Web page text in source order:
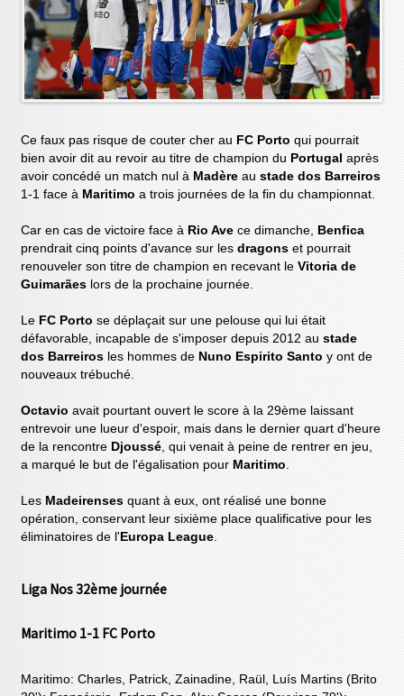
Ce faux pas risque de couter cher au FC Porto qui pourrait
bien avoir dit au revoir au titre de champion du Portugalaprès
avoir concédé un match nul à Madèreaustade dos Barreiros
1-1 face à Maritimoa trois journées de la fin du championnat.
Car en cas de victoire face à Rio Ave ce dimanche,
Benfica
prendrait cinq points d'avance sur lesdragonset pourrait
renouveler son titre de champion en recevant leVitoria de
Guimarães lors de la prochaine journée.
LeFC Porto se déplaçait sur une pelouse qui lui était
défavorable, incapable de s'imposer depuis 2012 austade
dos Barreiros les hommes de Nuno Espirito Santo y ont de
nouveaux trébuché.
Octavioavait pourtant ouvert le score à la 29ème laissant
entrevoir une lueur d'espoir, mais dans le dernier quart d'heure
de la rencontre Djoussé , qui venait à peine de rentrer en jeu,
a marqué le but de l'égalisation pour Maritimo
LesMadeirensesquant à eux, ont réalisé une bonne
opération, conservant leur sixième place qualificative pour les
éliminatoires de l' Europa League
Liga Nos 32ème journée
Maritimo 1-1 FC Porto
Maritimo: Charles, Patrick, Zainadine, Raül, Luís Martins (Brito